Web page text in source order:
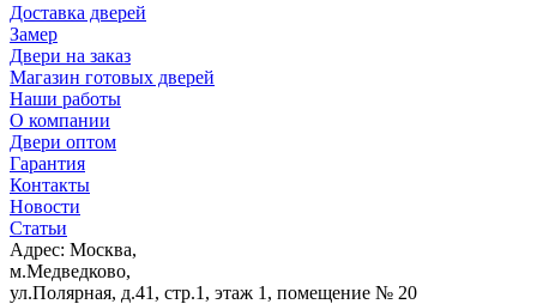
Доставка дверей
Замер
Двери на заказ
Магазин готовых дверей
Наши работы
О компании
Двери оптом
Гарантия
Контакты
Новости
Статьи
Адрес: Москва,
м.Медведково,
ул.Полярная, д.41, стр.1, этаж 1, помещение № 20